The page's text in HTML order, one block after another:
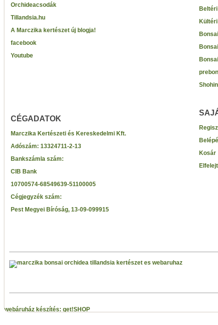
Orchideacsodák
Tillandsia.hu
A Marczika kertészet új blogja!
facebook
Youtube
CÉGADATOK
Marczika Kertészeti és Kereskedelmi Kft.
Adószám: 13324711-2-13
Bankszámla szám:
CIB Bank
10700574-68549639-51100005
Cégjegyzék szám:
Pest Megyei Bíróság, 13-09-099915
Kosár
webáruház készítés: get!SHOP